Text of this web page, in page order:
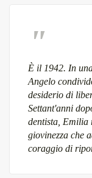
È il 1942. In
Angelo
desiderio di
Settant'anni
dentista, Emilia
giovinezza che
coraggio di